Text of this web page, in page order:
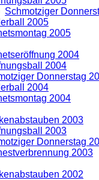
Schmotziger
2005
2005
2004
2004
Donnerstag
2004
2004
2003
2003
Donnerstag
2003
2002